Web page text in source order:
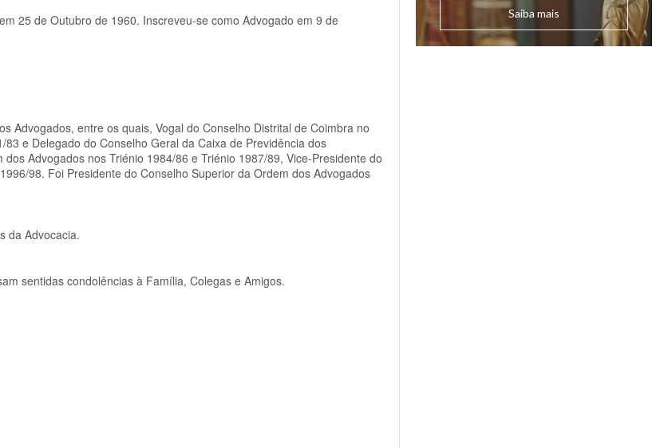
25 de Outubro de 1960. Inscreveu-se como Advogado em 9 de
Advogados, entre os quais, Vogal do Conselho Distrital de Coimbra no
e Delegado do Conselho Geral da Caixa de Previdência dos
Advogados nos Triénio 1984/86 e Triénio 1987/89, Vice-Presidente do
98. Foi Presidente do Conselho Superior da Ordem dos Advogados
da Advocacia.
sentidas condolências à Família, Colegas e Amigos.
Saiba mais